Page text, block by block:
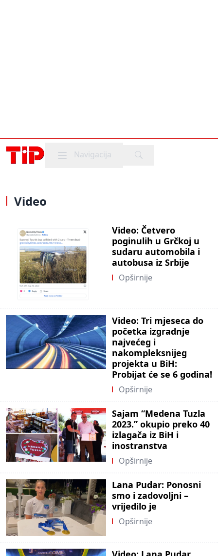
Mobile menu
Navigacija
Video
Video: Četvero
poginulih u Grčkoj u
sudaru automobila i
autobusa iz Srbije
Opširnije
Video: Tri mjeseca do
početka izgradnje
najvećeg i
nakompleksnijeg
projekta u BiH:
Probijat će se 6 godina!
Opširnije
Sajam “Medena Tuzla
2023.” okupio preko 40
izlagača iz BiH i
inostranstva
Opširnije
Lana Pudar: Ponosni
smo i zadovoljni –
vrijedilo je
Opširnije